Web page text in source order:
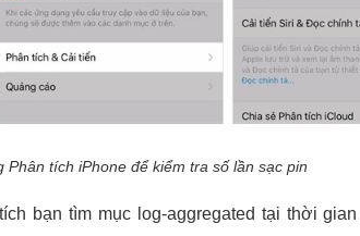
Phân tích iPhone để kiểm tra số lần sạc pin
bạn tìm mục log-aggregated tại thời